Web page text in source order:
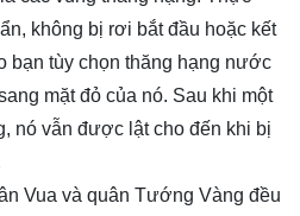
không bị rơi bắt đầu hoặc kết
bạn tùy chọn thăng hạng nước
mặt đỏ của nó. Sau khi một
nó vẫn được lật cho đến khi bị
Vua và quân Tướng Vàng đều